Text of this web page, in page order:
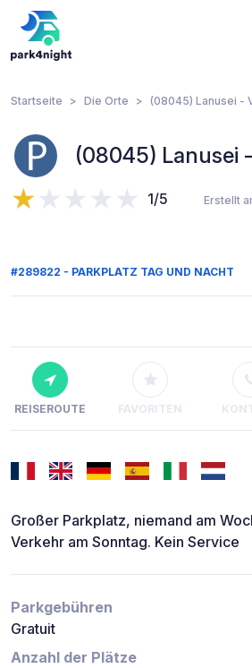
Startseite Die Orte (08045) Lanusei -
(08045) Lanusei
1/5 Erstellt
#289822 - PARKPLATZ TAG UND NACHT
REISEROUTE FAVORITEN
Großer Parkplatz, niemand am
Verkehr am Sonntag. Kein Service
Parkgebühren
Gratuit
Anzahl der Plätze